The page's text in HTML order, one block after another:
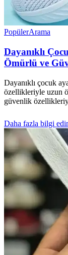
PopülerArama
Dayanıklı
Ömürlü ve
Dayanıklı çocuk
özellikleriyle uzun
güvenlik
Daha fazla bilgi